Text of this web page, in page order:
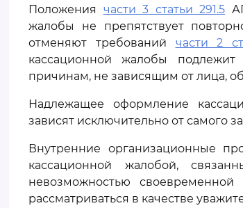
Положения части 3 статьи 291.5
жалобы не препятствует
отменяют требований части 2
кассационной жалобы
причинам, не зависящим от лица,
Надлежащее оформление
зависят исключительно от самого
Внутренние организационные
кассационной жалобой,
невозможностью
рассматриваться в качестве